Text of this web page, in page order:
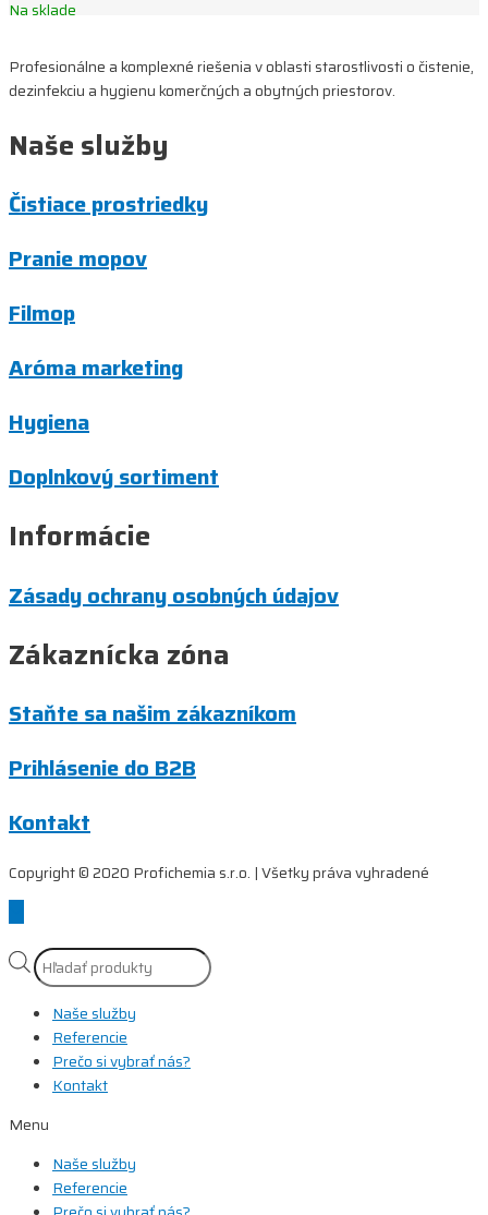
Na sklade
Profesionálne a komplexné riešenia v oblasti starostlivosti o čistenie,
dezinfekciu a hygienu komerčných a obytných priestorov.
Naše služby
Čistiace prostriedky
Pranie mopov
Filmop
Aróma marketing
Hygiena
Doplnkový sortiment
Informácie
Zásady ochrany osobných údajov
Zákaznícka zóna
Staňte sa našim zákazníkom
Prihlásenie do B2B
Kontakt
Copyright © 2020 Profichemia s.r.o. | Všetky práva vyhradené
TopProducts
search
Naše služby
Referencie
Prečo si vybrať nás?
Kontakt
Menu
Naše služby
Referencie